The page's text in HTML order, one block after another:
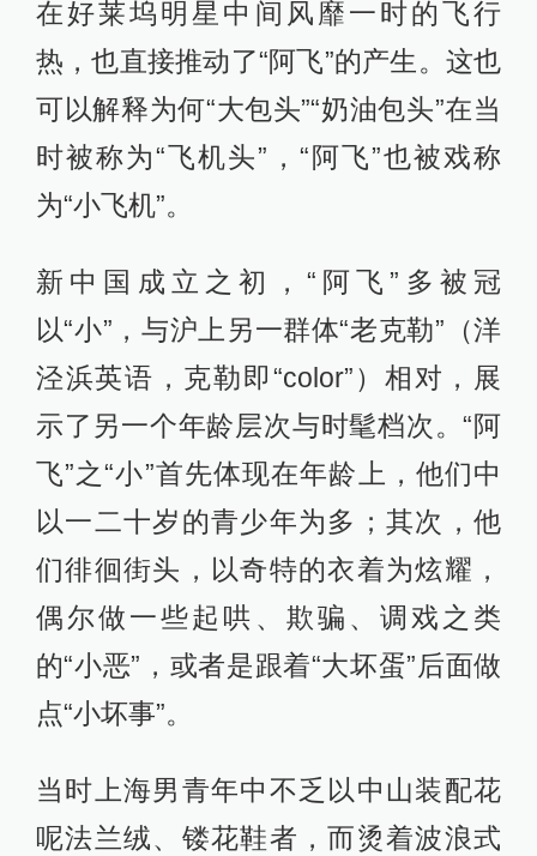
在好莱坞明星中间风靡一时的飞行
热，也直接推动了“阿飞”的产生。这也
可以解释为何“大包头”“奶油包头”在当
时被称为“飞机头”，“阿飞”也被戏称
为“小飞机”。
新中国成立之初，“阿飞”多被冠
以“小”，与沪上另一群体“老克勒”（洋
泾浜英语，克勒即“color”）相对，展
示了另一个年龄层次与时髦档次。“阿
飞”之“小”首先体现在年龄上，他们中
以一二十岁的青少年为多；其次，他
们徘徊街头，以奇特的衣着为炫耀，
偶尔做一些起哄、欺骗、调戏之类
的“小恶”，或者是跟着“大坏蛋”后面做
点“小坏事”。
当时上海男青年中不乏以中山装配花
呢法兰绒、镂花鞋者，而烫着波浪式